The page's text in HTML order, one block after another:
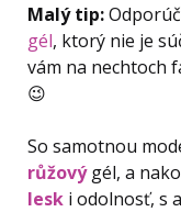
Malý tip:
gél, ktorý nie je
vám na nechtoch
😉
So samotnou
růžovýgél, a
lesk i odolnosť, s